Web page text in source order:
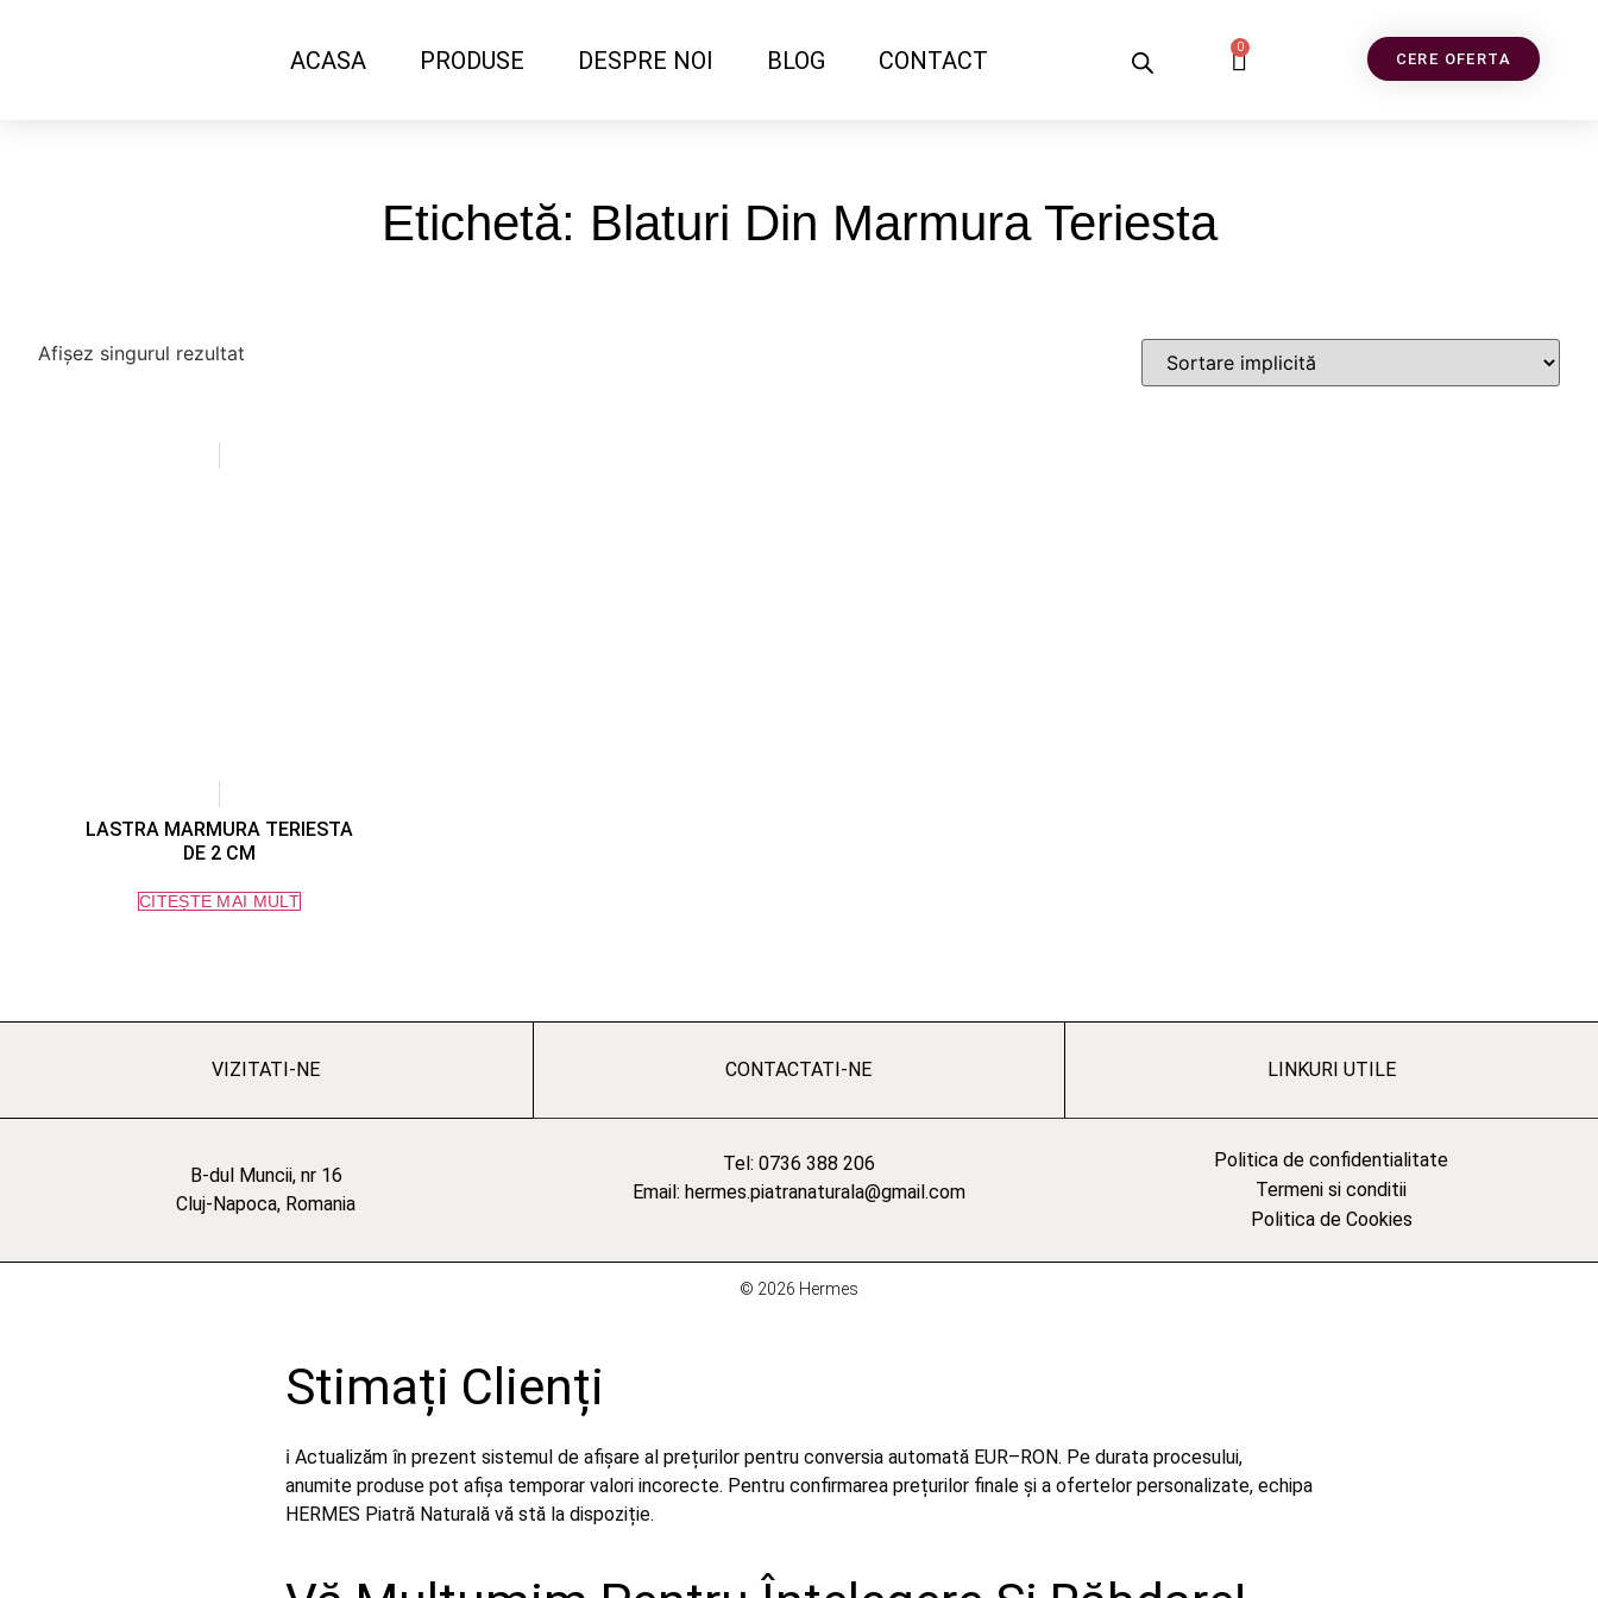
ACASA PRODUSE DESPRE NOI BLOG CONTACT 0
CERE OFERTA
Etichetă: Blaturi Din Marmura Teriesta
Afișez singurul rezultat
LASTRA MARMURA TERIESTA
DE 2 CM
CITEȘTE MAI MULT
VIZITATI-NE
B-dul Muncii, nr 16
Cluj-Napoca, Romania
CONTACTATI-NE
Tel: 0736 388 206
Email: hermes.piatranaturala@gmail.com
LINKURI UTILE
Politica de confidentialitate
Termeni si conditii
Politica de Cookies
© 2026 Hermes
Stimați Clienți
ℹ️ Actualizăm în prezent sistemul de afișare al prețurilor pentru conversia automată EUR–RON. Pe durata procesului,
anumite produse pot afișa temporar valori incorecte. Pentru confirmarea prețurilor finale și a ofertelor personalizate, echipa
HERMES Piatră Naturală vă stă la dispoziție.